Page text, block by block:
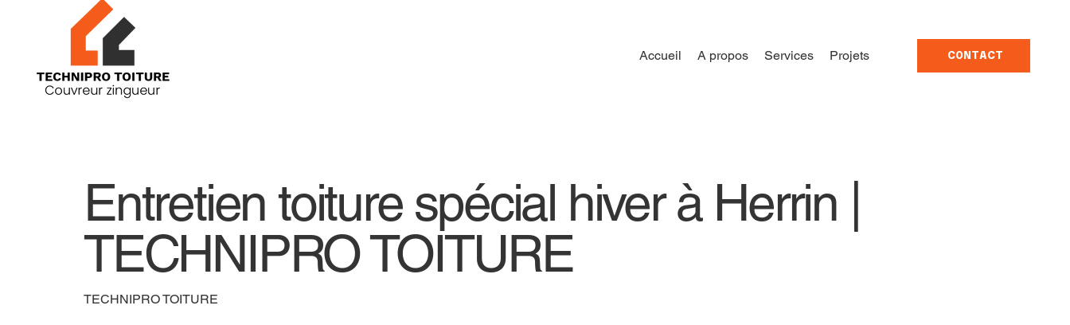
Accueil A propos Services Projets CONTACT
Entretien toiture spécial hiver à Herrin |
TECHNIPRO TOITURE
TECHNIPRO TOITURE